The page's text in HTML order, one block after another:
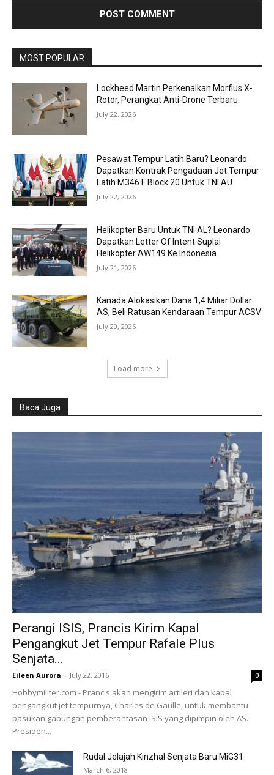
MOST POPULAR
Lockheed Martin Perkenalkan Morfius X-
Rotor, Perangkat Anti-Drone Terbaru
July 22, 2026
Pesawat Tempur Latih Baru? Leonardo
Dapatkan Kontrak Pengadaan Jet Tempur
Latih M346 F Block 20 Untuk TNI AU
July 22, 2026
Helikopter Baru Untuk TNI AL? Leonardo
Dapatkan Letter Of Intent Suplai
Helikopter AW149 Ke Indonesia
July 21, 2026
Kanada Alokasikan Dana 1,4 Miliar Dollar
AS, Beli Ratusan Kendaraan Tempur ACSV
July 20, 2026
Load more
Baca Juga
Perangi ISIS, Prancis Kirim Kapal
Pengangkut Jet Tempur Rafale Plus
Senjata...
Eileen Aurora - July 22, 2016 0
Hobbymiliter.com - Prancis akan mengirim artileri dan kapal
pengangkut jet tempurnya, Charles de Gaulle, untuk membantu
pasukan gabungan pemberantasan ISIS yang dipimpin oleh AS.
Presiden...
Rudal Jelajah Kinzhal Senjata Baru MiG31
March 6, 2018